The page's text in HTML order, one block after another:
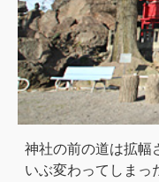
神社の前の道は拡幅
いぶ変わってしまっ